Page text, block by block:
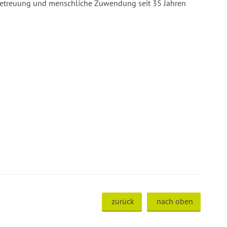
und menschliche Zuwendung seit 35 Jahren
zurück nach oben